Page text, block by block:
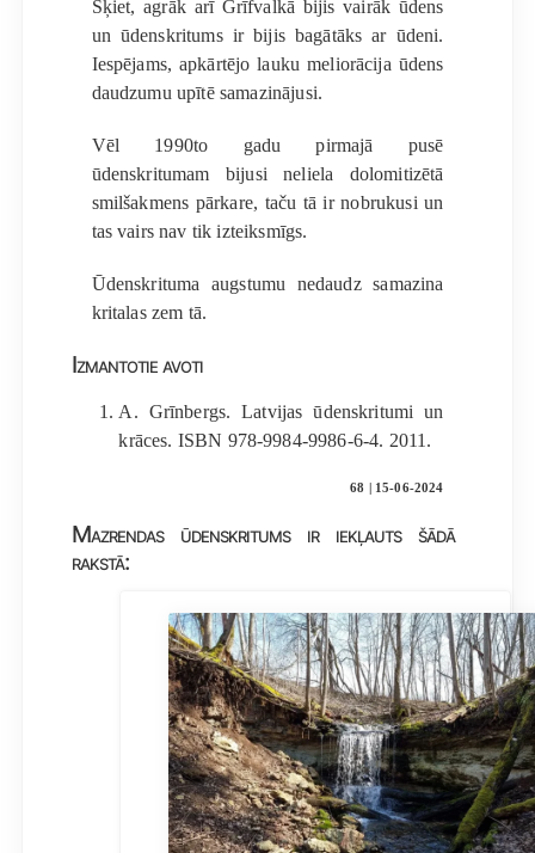
Šķiet, agrāk arī Grīfvalkā bijis vairāk ūdens
un ūdenskritums ir bijis bagātāks ar ūdeni.
Iespējams, apkārtējo lauku meliorācija ūdens
daudzumu upītē samazinājusi.
Vēl 1990to gadu pirmajā pusē
ūdenskritumam bijusi neliela dolomitizētā
smilšakmens pārkare, taču tā ir nobrukusi un
tas vairs nav tik izteiksmīgs.
Ūdenskrituma augstumu nedaudz samazina
kritalas zem tā.
Izmantotie avoti
A. Grīnbergs. Latvijas ūdenskritumi un
krāces. ISBN 978-9984-9986-6-4. 2011.
68 | 15-06-2024
Mazrendas ūdenskritums ir iekļauts šādā
rakstā: